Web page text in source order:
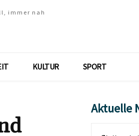
immer nah
KULTUR SPORT
Aktuelle